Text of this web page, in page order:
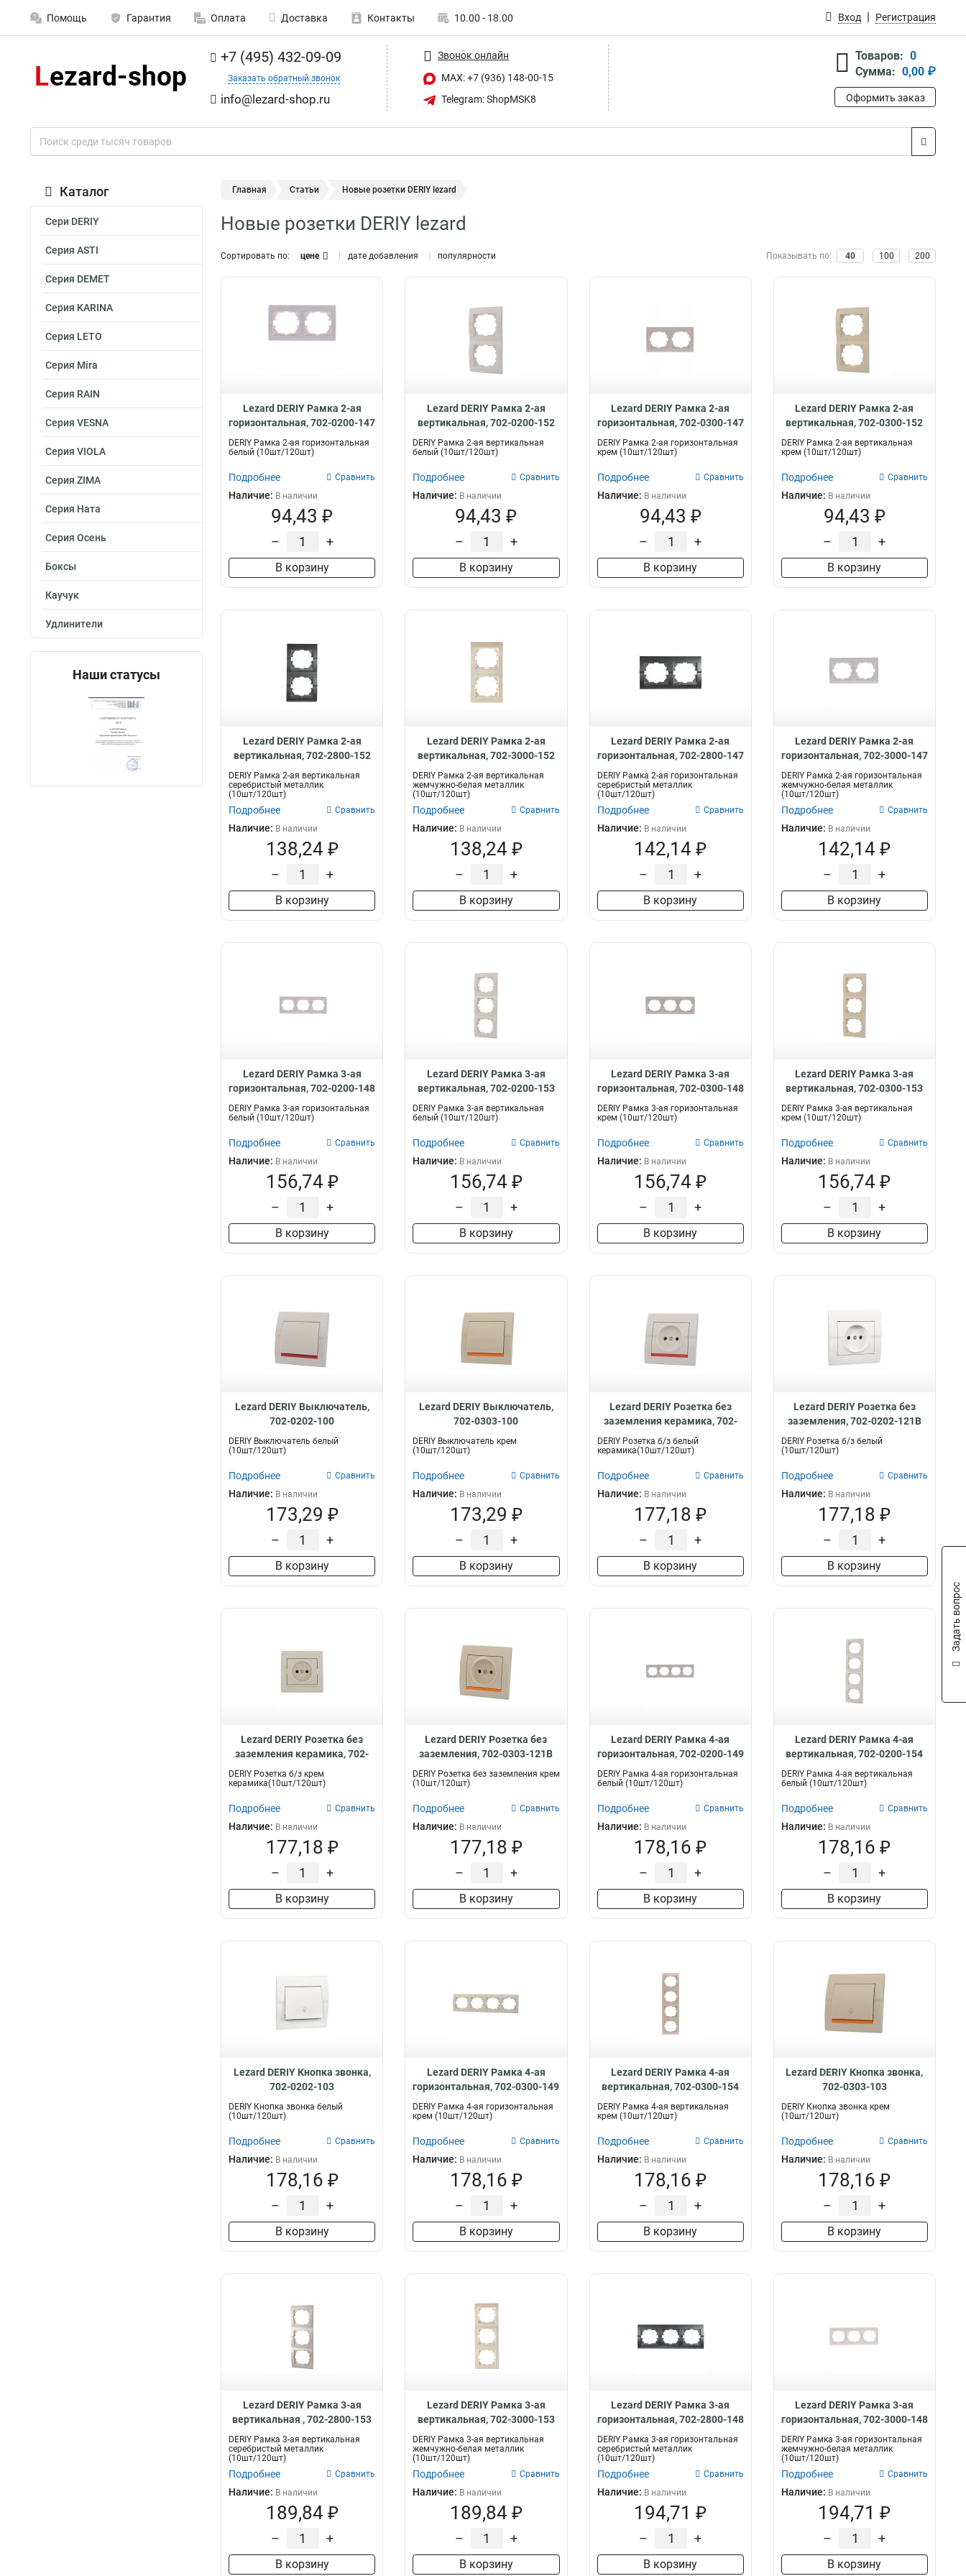
Помощь Гарантия Оплата Доставка Контакты 10.00 - 18.00 Вход Регистрация
+7 (495) 432-09-09
Заказать обратный звонок
info@lezard-shop.ru
Звонок онлайн
MAX: +7 (936) 148-00-15
Telegram: ShopMSK8
Товаров: 0
Сумма: 0,00 ₽
Оформить заказ
Каталог
Сери DERIY
Серия ASTI
Серия DEMET
Серия KARINA
Серия LETO
Серия Mira
Серия RAIN
Серия VESNA
Серия VIOLA
Серия ZIMA
Серия Ната
Серия Осень
Боксы
Каучук
Удлинители
Наши статусы
Главная Статьи Новые розетки DERIY lezard
Новые розетки DERIY lezard
Сортировать по: цене дате добавления популярности Показывать по: 40 100 200
Lezard DERIY Рамка 2-ая
горизонтальная, 702-0200-147
DERIY Рамка 2-ая горизонтальная
белый (10шт/120шт)
Подробнее Сравнить
Наличие: В наличии
94,43 ₽
– +
В корзину
Lezard DERIY Рамка 2-ая
вертикальная, 702-0200-152
DERIY Рамка 2-ая вертикальная
белый (10шт/120шт)
Подробнее Сравнить
Наличие: В наличии
94,43 ₽
– +
В корзину
Lezard DERIY Рамка 2-ая
горизонтальная, 702-0300-147
DERIY Рамка 2-ая горизонтальная
крем (10шт/120шт)
Подробнее Сравнить
Наличие: В наличии
94,43 ₽
– +
В корзину
Lezard DERIY Рамка 2-ая
вертикальная, 702-0300-152
DERIY Рамка 2-ая вертикальная
крем (10шт/120шт)
Подробнее Сравнить
Наличие: В наличии
94,43 ₽
– +
В корзину
Lezard DERIY Рамка 2-ая
вертикальная, 702-2800-152
DERIY Рамка 2-ая вертикальная
серебристый металлик
(10шт/120шт)
Подробнее Сравнить
Наличие: В наличии
138,24 ₽
– +
В корзину
Lezard DERIY Рамка 2-ая
вертикальная, 702-3000-152
DERIY Рамка 2-ая вертикальная
жемчужно-белая металлик
(10шт/120шт)
Подробнее Сравнить
Наличие: В наличии
138,24 ₽
– +
В корзину
Lezard DERIY Рамка 2-ая
горизонтальная, 702-2800-147
DERIY Рамка 2-ая горизонтальная
серебристый металлик
(10шт/120шт)
Подробнее Сравнить
Наличие: В наличии
142,14 ₽
– +
В корзину
Lezard DERIY Рамка 2-ая
горизонтальная, 702-3000-147
DERIY Рамка 2-ая горизонтальная
жемчужно-белая металлик
(10шт/120шт)
Подробнее Сравнить
Наличие: В наличии
142,14 ₽
– +
В корзину
Lezard DERIY Рамка 3-ая
горизонтальная, 702-0200-148
DERIY Рамка 3-ая горизонтальная
белый (10шт/120шт)
Подробнее Сравнить
Наличие: В наличии
156,74 ₽
– +
В корзину
Lezard DERIY Рамка 3-ая
вертикальная, 702-0200-153
DERIY Рамка 3-ая вертикальная
белый (10шт/120шт)
Подробнее Сравнить
Наличие: В наличии
156,74 ₽
– +
В корзину
Lezard DERIY Рамка 3-ая
горизонтальная, 702-0300-148
DERIY Рамка 3-ая горизонтальная
крем (10шт/120шт)
Подробнее Сравнить
Наличие: В наличии
156,74 ₽
– +
В корзину
Lezard DERIY Рамка 3-ая
вертикальная, 702-0300-153
DERIY Рамка 3-ая вертикальная
крем (10шт/120шт)
Подробнее Сравнить
Наличие: В наличии
156,74 ₽
– +
В корзину
Lezard DERIY Выключатель,
702-0202-100
DERIY Выключатель белый
(10шт/120шт)
Подробнее Сравнить
Наличие: В наличии
173,29 ₽
– +
В корзину
Lezard DERIY Выключатель,
702-0303-100
DERIY Выключатель крем
(10шт/120шт)
Подробнее Сравнить
Наличие: В наличии
173,29 ₽
– +
В корзину
Lezard DERIY Розетка без
заземления керамика, 702-
0202-121
DERIY Розетка б/з белый
керамика(10шт/120шт)
Подробнее Сравнить
Наличие: В наличии
177,18 ₽
– +
В корзину
Lezard DERIY Розетка без
заземления, 702-0202-121B
DERIY Розетка б/з белый
(10шт/120шт)
Подробнее Сравнить
Наличие: В наличии
177,18 ₽
– +
В корзину
Lezard DERIY Розетка без
заземления керамика, 702-
0303-121
DERIY Розетка б/з крем
керамика(10шт/120шт)
Подробнее Сравнить
Наличие: В наличии
177,18 ₽
– +
В корзину
Lezard DERIY Розетка без
заземления, 702-0303-121B
DERIY Розетка без заземления крем
(10шт/120шт)
Подробнее Сравнить
Наличие: В наличии
177,18 ₽
– +
В корзину
Lezard DERIY Рамка 4-ая
горизонтальная, 702-0200-149
DERIY Рамка 4-ая горизонтальная
белый (10шт/120шт)
Подробнее Сравнить
Наличие: В наличии
178,16 ₽
– +
В корзину
Lezard DERIY Рамка 4-ая
вертикальная, 702-0200-154
DERIY Рамка 4-ая вертикальная
белый (10шт/120шт)
Подробнее Сравнить
Наличие: В наличии
178,16 ₽
– +
В корзину
Lezard DERIY Кнопка звонка,
702-0202-103
DERIY Кнопка звонка белый
(10шт/120шт)
Подробнее Сравнить
Наличие: В наличии
178,16 ₽
– +
В корзину
Lezard DERIY Рамка 4-ая
горизонтальная, 702-0300-149
DERIY Рамка 4-ая горизонтальная
крем (10шт/120шт)
Подробнее Сравнить
Наличие: В наличии
178,16 ₽
– +
В корзину
Lezard DERIY Рамка 4-ая
вертикальная, 702-0300-154
DERIY Рамка 4-ая вертикальная
крем (10шт/120шт)
Подробнее Сравнить
Наличие: В наличии
178,16 ₽
– +
В корзину
Lezard DERIY Кнопка звонка,
702-0303-103
DERIY Кнопка звонка крем
(10шт/120шт)
Подробнее Сравнить
Наличие: В наличии
178,16 ₽
– +
В корзину
Lezard DERIY Рамка 3-ая
вертикальная , 702-2800-153
DERIY Рамка 3-ая вертикальная
серебристый металлик
(10шт/120шт)
Подробнее Сравнить
Наличие: В наличии
189,84 ₽
– +
В корзину
Lezard DERIY Рамка 3-ая
вертикальная, 702-3000-153
DERIY Рамка 3-ая вертикальная
жемчужно-белая металлик
(10шт/120шт)
Подробнее Сравнить
Наличие: В наличии
189,84 ₽
– +
В корзину
Lezard DERIY Рамка 3-ая
горизонтальная, 702-2800-148
DERIY Рамка 3-ая горизонтальная
серебристый металлик
(10шт/120шт)
Подробнее Сравнить
Наличие: В наличии
194,71 ₽
– +
В корзину
Lezard DERIY Рамка 3-ая
горизонтальная, 702-3000-148
DERIY Рамка 3-ая горизонтальная
жемчужно-белая металлик
(10шт/120шт)
Подробнее Сравнить
Наличие: В наличии
194,71 ₽
– +
В корзину
Задать вопрос